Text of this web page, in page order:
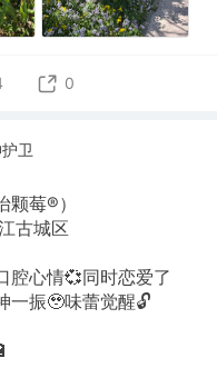
0
卫
颗莓®️）
古城区
腔心情💞同时恋爱了
一振🥹味蕾觉醒🔓